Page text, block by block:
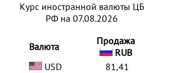
Курс иностранной валюты ЦБ
РФ на 07.08.2026
Валюта
Продажа
RUB
USD
81,41